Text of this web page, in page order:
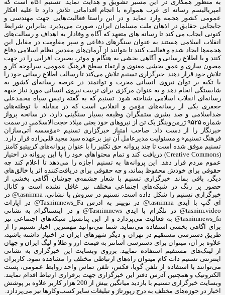
به منظور همکاری در این مسیر تشویق و هدایت نماید. تسنیم آگاه است که
امپریالیسم رسانه ای غرب همواره با انجام اقداماتی تلاش دارد تا علیه افکار
عمومی کشور هجمه وارد نماید و در این راستا فعالیت‌هایی جهت مهندسی و
جابجایی حقایق در اذهان ملت مسلمان ایران، صورت می‌پذیرد. بنابراین شرایط
کنونی ایجاب می کند تا رسانه های متعهد که آگاه و وفادار به اهداف و رسالت‌های
انقلاب اسلامی هستند به عنوان سنگرهای دفاعی و سپر مقاومت در مقابل این
هجمه‌ها ایجاد شده و فعالیت کنند تا بتوانند از آرمان‌های مقدس نظام اسلامی دفاع
کنند و با اطلاع رسانی و آگاهی بخشی به هنگام و موثر، بصیرت افزایی را در جهت
مصون سازی و عمق بخشی معنوی و ارتقاء سطح فرهنگ عمومی، سرلوحه کار و
تلاش خود قرار دهند. خبرگزاری تسنیم تلاش می‌کند تا رسالت اطلاع رسانی خود را
با تکیه بر توان نیروی انسانی مجرب و توانمند در عرصه رسانه‌ای کشور به
شایستگی انجام دهد و به عنوان مرکزی برای تربیت نیروی انسانی مورد نیاز جبهه
رسانه‌ای انقلاب اسلامی شناخته شود. تسنیم که به گفته رئیس سپاه محمدعلی
جعفری یکی از رسانه‌های مؤمن و انقلابی است که در مقابله با توطئه‌های
ضداسلامی و ضد بشری ستمگران وظیفه بسیار سنگینی دارد، در سانحه پرواز
شماره ۹۵۲۵ ژرمن‌وینگز یک تن از نیروهای خود یعنی میلاد حجت‌الاسلامی در سمت
خبرنگار را از دست داد. صاحب امتیاز خبرگزاری تسنیم «مؤسسه آتی‌سازان
فرهنگ تسنیم» و مسئولیت مدیرعامل آن نیز برعهده سید مجید قلی‌زاده‌ قرار دارد.
تسنیم موفق شده است تا چند پروانه حق تکثیر را با عنوان پروانه‌های کرییتیو کامنز
(Creative Commons) دریافت کند و تمام محتواهای خود را با این پروانه در اختیار
عموم مردم قرار دهد. این پروانه‌ها به تسنیم اجازه را می‌دهد تا اعلام کند چه
حقوقی برای خودش محفوظ بماند، و چه حقوقی برای دریافت‌کننده اثر یا خالق‌های
دیگر، باقی بماند. خبرگزاری تسنیم با شعار چشمه‌ی جوشان آگاهی بخشی از
حضور پر رنگ در شبکه‌های اجتماعی مختلف نیز غافل نشده است و کانال
خبرگزاری تسنیم را شکل داده است. تسنیم در سروش با نشانی، tasnimna@ در
آی گپ با آیدی tasnimna@ در توییتر به ادرس Tasnimnews_Fa@ در آپارات
tasnim.video@ در تلگرام با ایدی Tasnimnews@ و در اینستاگرام به نشانی
tasnimnews_fa@ به فعالیت می‌پردازد و از این پتانسیل شبکه‌های اجتماعی نیز
برای آگاهی بخشی استفاده می‌نماید. شما می‌توانید مهمترین اخبار تسنیم را از
طریق دسترسی مستقیم در تهران و دیگر شهرهای ایران در اختیار داشته باشید،
علاوه بر آن، میتوان برای دسترسی آسانتر به قیمت ارز و طلا و لیگ ایران و جهان
از لینک‌های مستقیم استفاده نمایید. برروی وبسایت این خبرگزاری به نشانی
اینترنتی تسنیم دات کام میتوان راه‌های ارتباطی مختلف را مشاهده نمود. کاربران
می‌توانند با استفاده از تلفن گویا، فکس، تلفن تماس واحد روابط عمومی، پست
الکترونیک و همچنین آدرس دفتر این خبرگزاری جهت برقراری ارتباط اقدام نمایند.
وبسایت خبرگزاری تسنیم با بازدید میانگین بیش از 200 هزار کاربر علاوه بر پوشش
اخبار در حوزه‌های مختلف به درج رپورتاژ و تبلیغات سایر کسب‌وکارها نیز می‌پردازد.